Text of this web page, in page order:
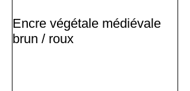
Encre végétale médiévale
brun / roux